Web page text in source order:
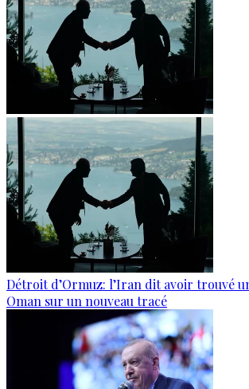
Détroit d’Ormuz: l’Iran dit avoir trouvé
Oman sur un nouveau tracé